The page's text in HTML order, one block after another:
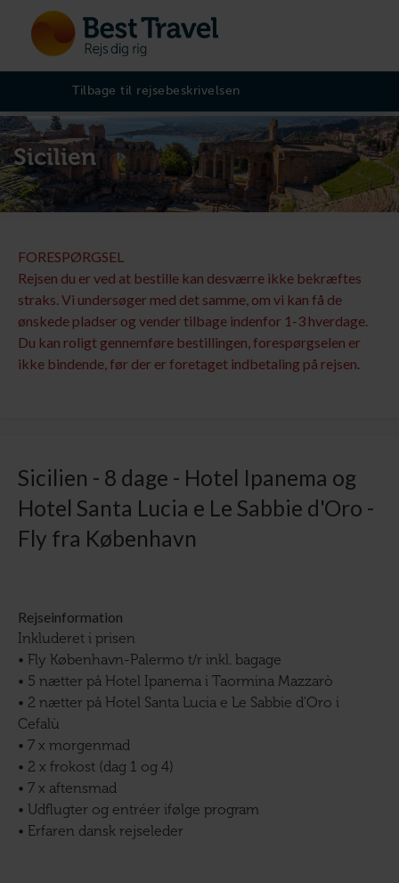
Tilbage til rejsebeskrivelsen
Sicilien
FORESPØRGSEL
Rejsen du er ved at bestille kan desværre ikke bekræftes
straks. Vi undersøger med det samme, om vi kan få de
ønskede pladser og vender tilbage indenfor 1-3 hverdage.
Du kan roligt gennemføre bestillingen, forespørgselen er
ikke bindende, før der er foretaget indbetaling på rejsen.
Sicilien - 8 dage - Hotel Ipanema og
Hotel Santa Lucia e Le Sabbie d'Oro -
Fly fra København
Rejseinformation
Inkluderet i prisen
• Fly København-Palermo t/r inkl. bagage
• 5 nætter på Hotel Ipanema i Taormina Mazzarò
• 2 nætter på Hotel Santa Lucia e Le Sabbie d'Oro i
Cefalù
• 7 x morgenmad
• 2 x frokost (dag 1 og 4)
• 7 x aftensmad
• Udflugter og entréer ifølge program
• Erfaren dansk rejseleder